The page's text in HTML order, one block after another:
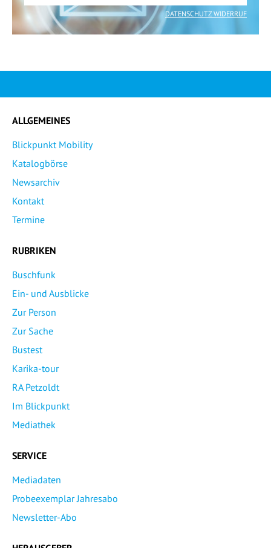
DATENSCHUTZ WIDERRUF
ALLGEMEINES
Blickpunkt Mobility
Katalogbörse
Newsarchiv
Kontakt
Termine
RUBRIKEN
Buschfunk
Ein- und Ausblicke
Zur Person
Zur Sache
Bustest
Karika-tour
RA Petzoldt
Im Blickpunkt
Mediathek
SERVICE
Mediadaten
Probeexemplar Jahresabo
Newsletter-Abo